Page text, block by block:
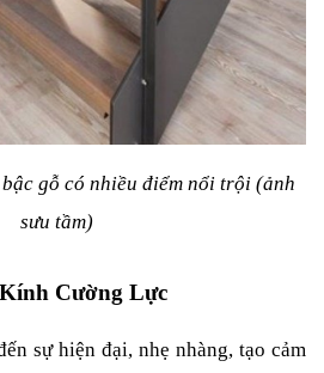
gỗ có nhiều điểm nổi trội (ảnh
sưu tầm)
Cường Lực
sự hiện đại, nhẹ nhàng, tạo cảm